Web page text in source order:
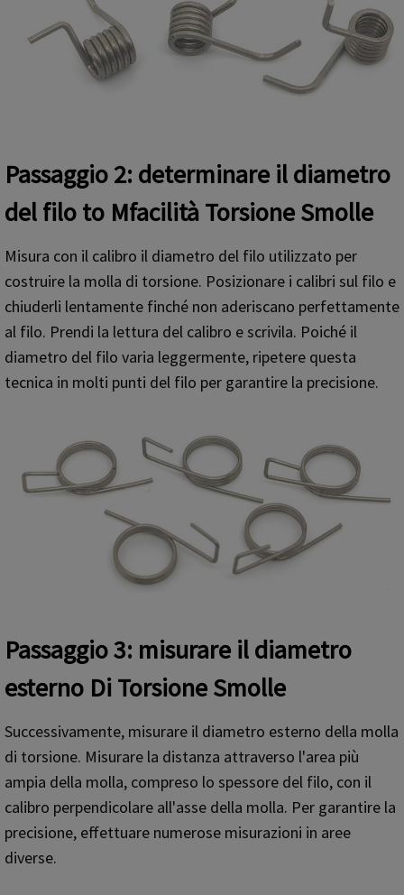
Passaggio 2: determinare il diametro
del filoto Mfacilità TorsioneSmolle
Misura con il calibro il diametro del filo utilizzato per
costruire la molla di torsione. Posizionare i calibri sul filo e
chiuderli lentamente finché non aderiscano perfettamente
al filo. Prendi la lettura del calibro e scrivila. Poiché il
diametro del filo varia leggermente, ripetere questa
tecnica in molti punti del filo per garantire la precisione.
Passaggio 3: misurare il diametro
esterno Di TorsioneSmolle
Successivamente, misurare il diametro esterno della molla
di torsione. Misurare la distanza attraverso l'area più
ampia della molla, compreso lo spessore del filo, con il
calibro perpendicolare all'asse della molla. Per garantire la
precisione, effettuare numerose misurazioni in aree
diverse.